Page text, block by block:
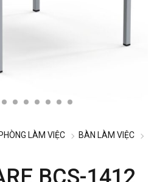
PHÒNG LÀM VIỆC
BÀN LÀM VIỆC